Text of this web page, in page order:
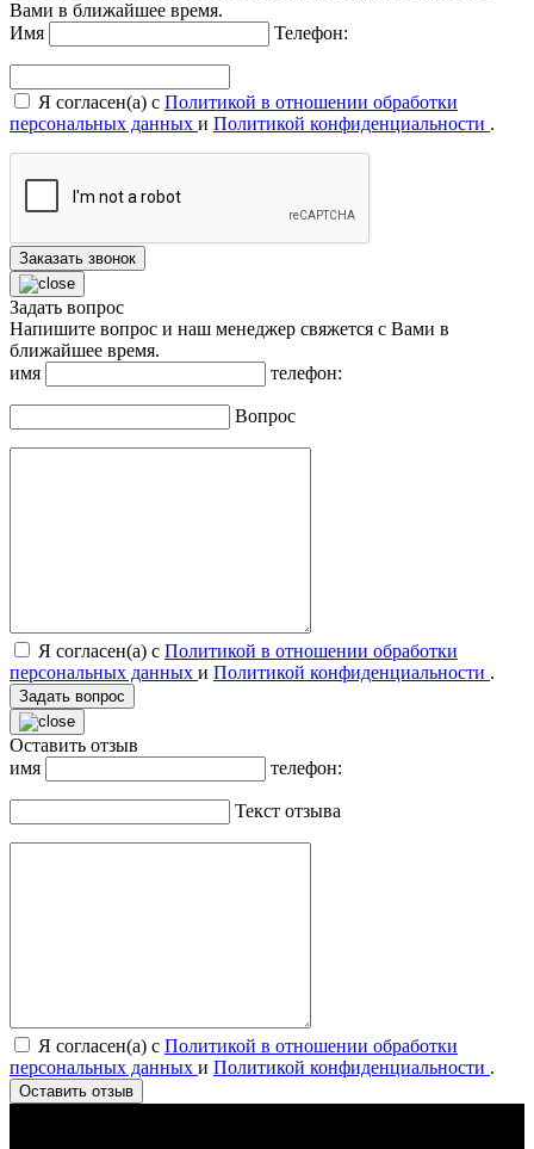
Вами в ближайшее время.
Имя
Телефон:
Я согласен(а) с Политикой в отношении обработки
персональных данных и Политикой конфиденциальности .
Заказать звонок
Задать вопрос
Напишите вопрос и наш менеджер свяжется с Вами в
ближайшее время.
имя
телефон:
Вопрос
Я согласен(а) с Политикой в отношении обработки
персональных данных и Политикой конфиденциальности .
Задать вопрос
Оставить отзыв
имя
телефон:
Текст отзыва
Я согласен(а) с Политикой в отношении обработки
персональных данных и Политикой конфиденциальности .
Оставить отзыв